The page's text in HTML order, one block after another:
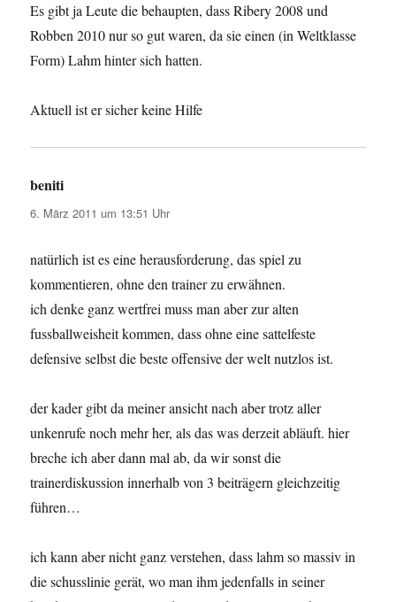
Es gibt ja Leute die behaupten, dass Ribery 2008 und
Robben 2010 nur so gut waren, da sie einen (in Weltklasse
Form) Lahm hinter sich hatten.
Aktuell ist er sicher keine Hilfe
beniti
6. März 2011 um 13:51 Uhr
natürlich ist es eine herausforderung, das spiel zu
kommentieren, ohne den trainer zu erwähnen.
ich denke ganz wertfrei muss man aber zur alten
fussballweisheit kommen, dass ohne eine sattelfeste
defensive selbst die beste offensive der welt nutzlos ist.
der kader gibt da meiner ansicht nach aber trotz aller
unkenrufe noch mehr her, als das was derzeit abläuft. hier
breche ich aber dann mal ab, da wir sonst die
trainerdiskussion innerhalb von 3 beiträgern gleichzeitig
führen…
ich kann aber nicht ganz verstehen, dass lahm so massiv in
die schusslinie gerät, wo man ihm jedenfalls in seiner